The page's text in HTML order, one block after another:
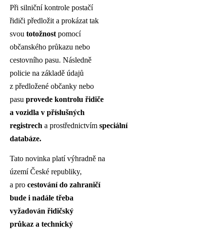
Při silniční kontrole postačí
řidiči předložit a prokázat tak
svou totožnost pomocí
občanského průkazu nebo
cestovního pasu. Následně
policie na základě údajů
z předložené občanky nebo
pasu provede kontrolu řidiče
a vozidla v příslušných
registrech a prostřednictvím speciální
databáze.
Tato novinka platí výhradně na
území České republiky,
a pro cestování do zahraničí
bude i nadále třeba
vyžadován řidičský
průkaz a technický